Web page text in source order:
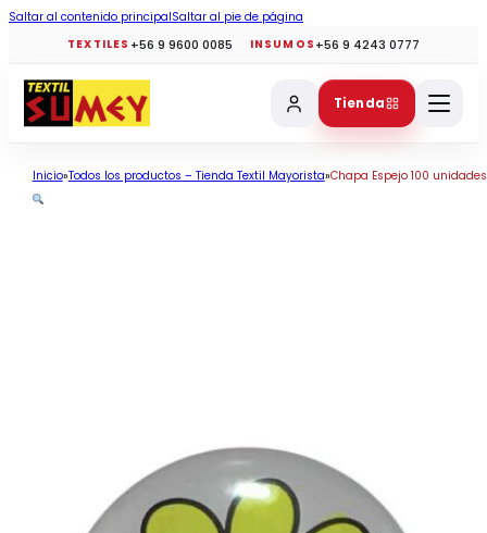
Saltar al contenido principalSaltar al pie de página
TEXTILES +56 9 9600 0085 INSUMOS +56 9 4243 0777
Tienda
Inicio Todos los productos – Tienda Textil Mayorista Chapa Espejo 100 unidades